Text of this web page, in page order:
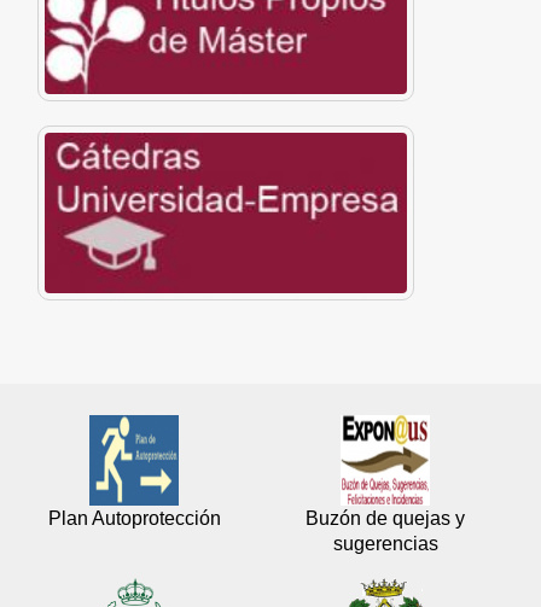
Plan Autoprotección
Buzón de quejas y
sugerencias